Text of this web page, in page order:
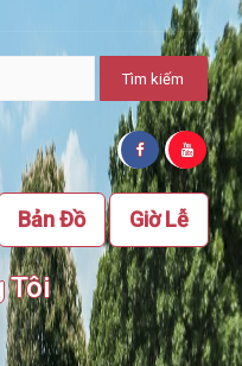
Giờ Lễ
Bản Đồ
Tôi